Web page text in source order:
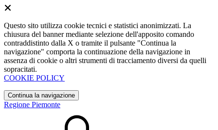
Questo sito utilizza cookie tecnici e statistici anonimizzati. La
chiusura del banner mediante selezione dell'apposito comando
contraddistinto dalla X o tramite il pulsante "Continua la
navigazione" comporta la continuazione della navigazione in
assenza di cookie o altri strumenti di tracciamento diversi da quelli
sopracitati.
COOKIE POLICY
Continua la navigazione
Regione Piemonte